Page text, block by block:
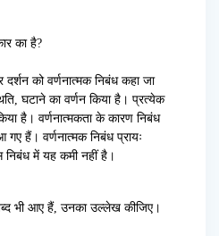
का है?
दर्शन को वर्णनात्मक निबंध कहा जा
घटाने का वर्णन किया है। प्रत्येक
है। वर्णनात्मकता के कारण निबंध
गए हैं। वर्णनात्मक निबंध प्रायः
में यह कमी नहीं है।
भी आए हैं, उनका उल्लेख कीजिए।